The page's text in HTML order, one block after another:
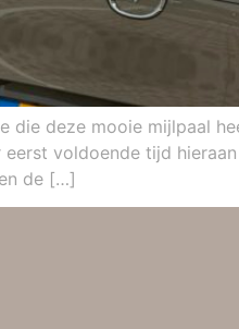
die deze mooie mijlpaal
voldoende tijd
de […]